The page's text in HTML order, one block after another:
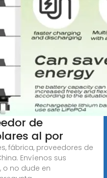
de
al por
fábrica, proveedores de
Envíenos sus
o no dude en